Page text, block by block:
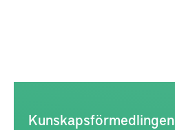
Kunskapsförmedlingen